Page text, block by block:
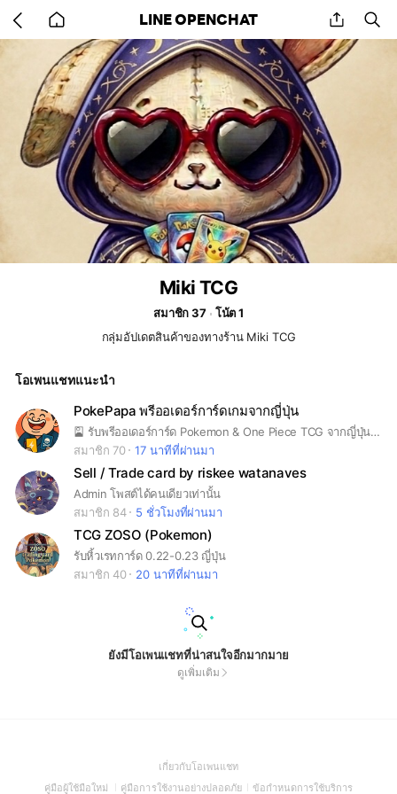
back
to
home
LINE OPENCHAT share
Miki TCG
สมาชิก 37
โน้ต 1
กลุ่มอัปเดตสินค้าของทางร้าน Miki TCG
โอเพนแชทแนะนำ
PokePapa พรีออเดอร์การ์ดเกมจากญี่ปุ่น
🎴 รับพรีออเดอร์การ์ด Pokemon & One Piece TCG จากญี่ปุ่น 🇹🇭 โดยคนไทยที่ทำงานประจำในญี่ปุ่น ดูแลเองทุกขั้นตอน 📦 ส่งรวดเร็ว ปลอดภัย ของถึงไทยพร้อมแจ้งเลข ems ไปรษณีไทย ประมาณ 14 วัน หลังจ่ายเงิน (บางเคสอาจเร็ว/ช้ากว่านั้นเล็กน้อย แล้วแต่รอบหิ้วกลับไทย)
สมาชิก 70
17 นาทีที่ผ่านมา
Sell / Trade card by riskee watanaves
Admin โพสต์ได้คนเดียวเท่านั้น
สมาชิก 84
5 ชั่วโมงที่ผ่านมา
TCG ZOSO (Pokemon)
รับหิ้วเรทการ์ด 0.22-0.23 ญี่ปุ่น
สมาชิก 40
20 นาทีที่ผ่านมา
ยังมีโอเพนแชทที่น่าสนใจอีกมากมาย
ดูเพิ่มเติม
เกี่ยวกับโอเพนแชท(Open
in
คู่มือผู้ใช้มือใหม่ (Open
คู่มือการใช้งานอย่างปลอดภัย(Open
ข้อกำหนดการใช้บริการ(Open